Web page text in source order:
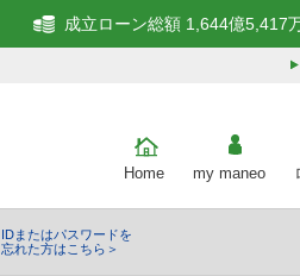
成立ローン総額 1,644億5,417
Home my maneo
IDまたはパスワードを
忘れた方はこちら＞